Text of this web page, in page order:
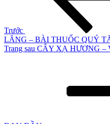
Trước
LĂNG – BÀI THUỐC QUÝ
Bài
Trang sau CÂY XẠ HƯƠNG –